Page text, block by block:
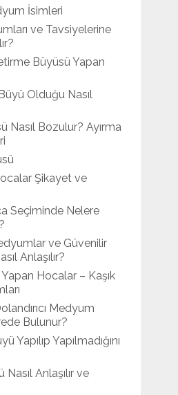
İsimleri
ve Tavsiyelerine
Büyüsü Yapan
Olduğu Nasıl
Nasıl Bozulur? Ayırma
Şikayet ve
Seçiminde Nelere
ve Güvenilir
Anlaşılır?
Yapan Hocalar – Kaşık
Medyum
Bulunur?
Yapılıp Yapılmadığını
Anlaşılır ve